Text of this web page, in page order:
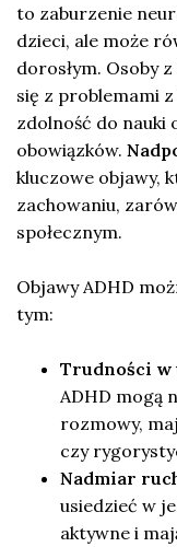
to zaburzenie
dzieci, ale może
dorosłym. Osoby
się z problemami
zdolność do nauki
obowiązków.
kluczowe objawy,
zachowaniu,
społecznym.
Objawy ADHD
tym:
Trudności
ADHD mogą
rozmowy,
czy
Nadmiar
usiedzieć w
aktywne i